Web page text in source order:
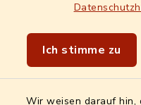
Ich stimme zu
Wir weisen darauf hin,
Landratsamt
Wir sind Genussort!